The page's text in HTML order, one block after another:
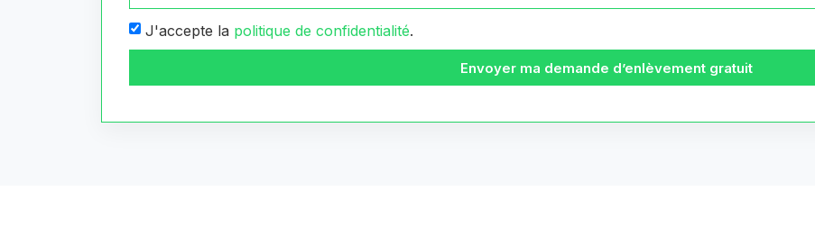
J'accepte la politique de confidentialité.
Envoyer ma demande d’enlèvement gratuit